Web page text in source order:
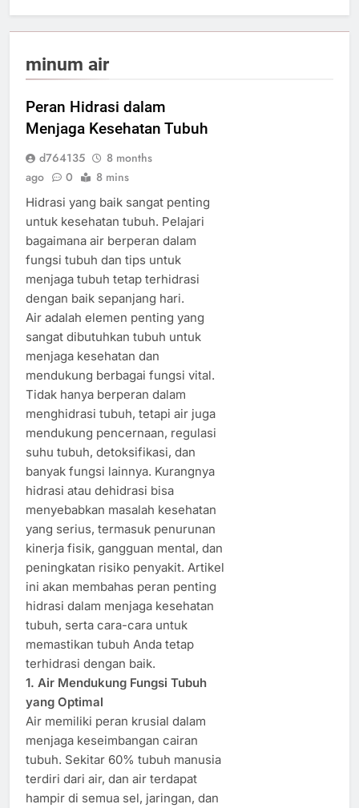
minum air
Peran Hidrasi dalam
Menjaga Kesehatan Tubuh
d764135
8 months
ago
0 8 mins
Hidrasi yang baik sangat penting
untuk kesehatan tubuh. Pelajari
bagaimana air berperan dalam
fungsi tubuh dan tips untuk
menjaga tubuh tetap terhidrasi
dengan baik sepanjang hari.
Air adalah elemen penting yang
sangat dibutuhkan tubuh untuk
menjaga kesehatan dan
mendukung berbagai fungsi vital.
Tidak hanya berperan dalam
menghidrasi tubuh, tetapi air juga
mendukung pencernaan, regulasi
suhu tubuh, detoksifikasi, dan
banyak fungsi lainnya. Kurangnya
hidrasi atau dehidrasi bisa
menyebabkan masalah kesehatan
yang serius, termasuk penurunan
kinerja fisik, gangguan mental, dan
peningkatan risiko penyakit. Artikel
ini akan membahas peran penting
hidrasi dalam menjaga kesehatan
tubuh, serta cara-cara untuk
memastikan tubuh Anda tetap
terhidrasi dengan baik.
1. Air Mendukung Fungsi Tubuh
yang Optimal
Air memiliki peran krusial dalam
menjaga keseimbangan cairan
tubuh. Sekitar 60% tubuh manusia
terdiri dari air, dan air terdapat
hampir di semua sel, jaringan, dan